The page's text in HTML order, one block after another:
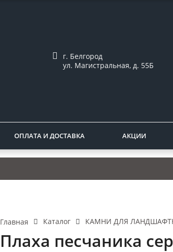
г. Белгород
ул. Магистральная, д. 55Б
ОПЛАТА И ДОСТАВКА АКЦИИ
Главная Каталог КАМНИ ДЛЯ
Плаха песчаника